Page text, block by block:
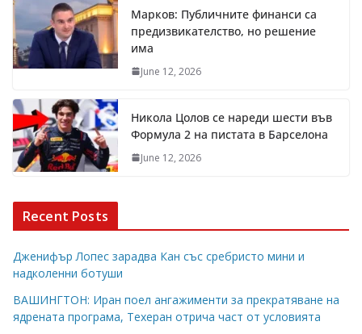
Марков: Публичните финанси са
предизвикателство, но решение
има
June 12, 2026
Никола Цолов се нареди шести във
Формула 2 на пистата в Барселона
June 12, 2026
Recent Posts
Дженифър Лопес зарадва Кан със сребристо мини и
надколенни ботуши
ВАШИНГТОН: Иран поел ангажименти за прекратяване на
ядрената програма, Техеран отрича част от условията